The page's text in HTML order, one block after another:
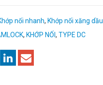
nối nhanh, Khớp nối xăng dầu
, KHỚP NỐI , TYPE DC